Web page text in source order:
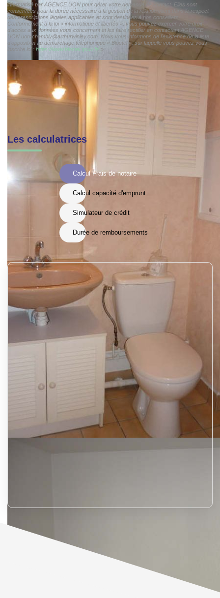
informatisé par AGENCE UON pour gérer votre demande de contact. Elles sont
conservées pour la durée nécessaire à la gestion de la relation client dans le respect
des prescriptions légales applicables et sont destinées à nos conseillers
Conformément à la loi « informatique et libertés », vous pouvez exercer votre droit
d'accès aux données vous concernant et les faire rectifier en contactant AGENCE
UON uon-chambly@arthurwinley.com. Nous vous informons de l'existence de la liste
d'opposition au démarchage téléphonique « Bloctel », sur laquelle vous pouvez vous
inscrire ici : https://www.bloctel.gouv.fr/»
Les calculatrices
Calcul Frais de notaire
Calcul capacité d'emprunt
Simulateur de crédit
Durée de remboursements